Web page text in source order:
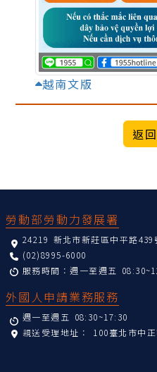
越南文版
勞動部勞動力發展署
24219 新北市新莊區中平路439
(02)8995-6000
服務時間：週一至週五
外國人申請業務服務
週一至週五 08:30~17:30
親送受理地址： 100臺北市中